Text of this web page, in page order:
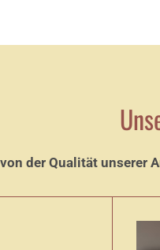
der Qualität unserer